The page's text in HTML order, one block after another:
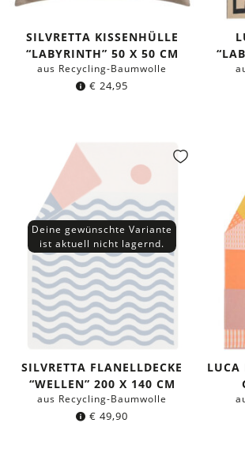
SILVRETTA KISSENHÜLLE
“LABYRINTH” 50 X 50 CM
aus Recycling-Baumwolle
€ 24,95
Deine gewünschte Variante
ist aktuell nicht lagernd.
SILVRETTA FLANELLDECKE
“WELLEN” 200 X 140 CM
aus Recycling-Baumwolle
€ 49,90
LUCA